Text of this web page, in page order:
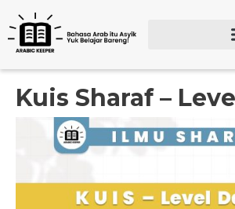
konten
Kuis Sharaf –